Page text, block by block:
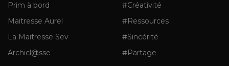
Prim à bord
Maitresse Aurel
La Maitresse Sev
Archicl@sse
#Créativité
#Ressources
#Sincérité
#Partage